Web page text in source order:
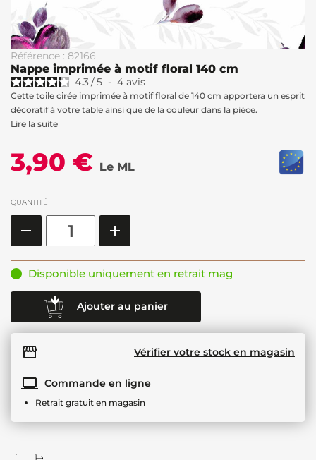
Référence : 82166
Nappe imprimée à motif floral 140 cm
4.3/5 - 4 avis
Cette toile cirée imprimée à motif floral de 140 cm apportera un esprit
décoratif à votre table ainsi que de la couleur dans la pièce.
Lire la suite
3,90 € Le ML
QUANTITÉ
Disponible uniquement en retrait mag
Ajouter au panier
Vérifier votre stock en magasin
Commande en ligne
Retrait gratuit en magasin